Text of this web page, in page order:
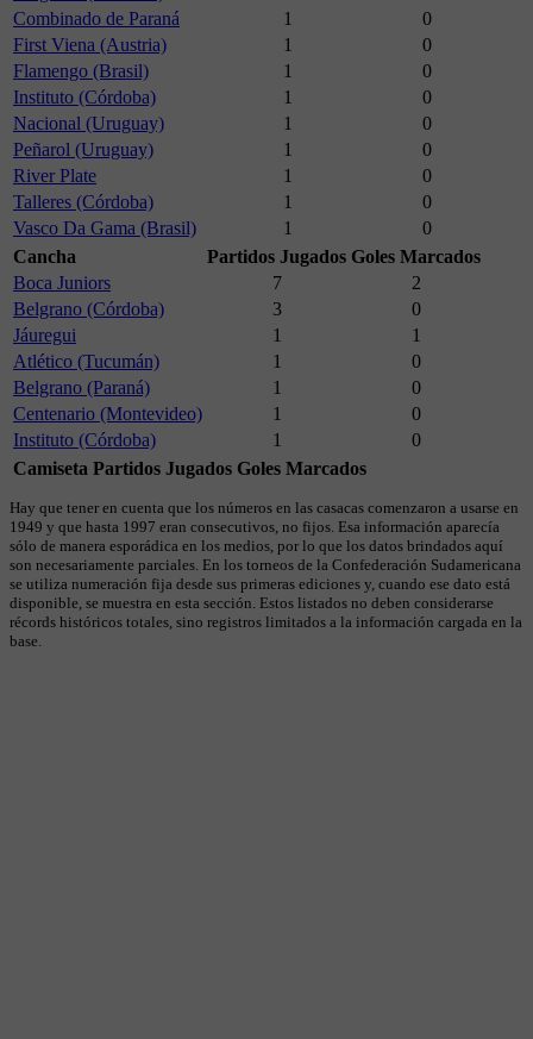
Combinado de Paraná
1
0
First Viena (Austria)
1
0
Flamengo (Brasil)
1
0
Instituto (Córdoba)
1
0
Nacional (Uruguay)
1
0
Peñarol (Uruguay)
1
0
River Plate
1
0
Talleres (Córdoba)
1
0
Vasco Da Gama (Brasil)
1
0
Cancha
Partidos Jugados Goles Marcados
Boca Juniors
7
2
Belgrano (Córdoba)
3
0
Jáuregui
1
1
Atlético (Tucumán)
1
0
Belgrano (Paraná)
1
0
Centenario (Montevideo)
1
0
Instituto (Córdoba)
1
0
Camiseta Partidos Jugados Goles Marcados
Hay que tener en cuenta que los números en las casacas comenzaron a usarse en
1949 y que hasta 1997 eran consecutivos, no fijos. Esa información aparecía
sólo de manera esporádica en los medios, por lo que los datos brindados aquí
son necesariamente parciales. En los torneos de la Confederación Sudamericana
se utiliza numeración fija desde sus primeras ediciones y, cuando ese dato está
disponible, se muestra en esta sección. Estos listados no deben considerarse
récords históricos totales, sino registros limitados a la información cargada en la
base.